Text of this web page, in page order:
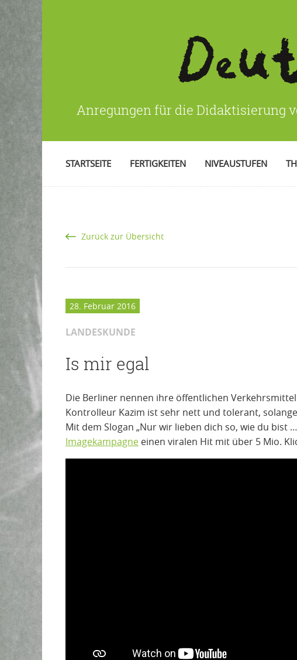
Anregungen für die Didaktisierung
STARTSEITE FERTIGKEITEN NIVEAUSTUFEN
Zurück zur Übersicht
28. Februar 2016
LANDESKUNDE
Is mir egal
Die Berliner nennen ihre öffentlichen Verkehrsmittel
Kontrolleur Kazim ist sehr nett und tolerant,
Mit dem Slogan „Nur wir lieben dich so, wie du bist
Imagekampagne einen viralen Hit mit über 5 Mio.